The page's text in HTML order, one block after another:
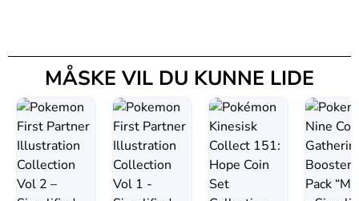
MÅSKE VIL DU KUNNE LIDE